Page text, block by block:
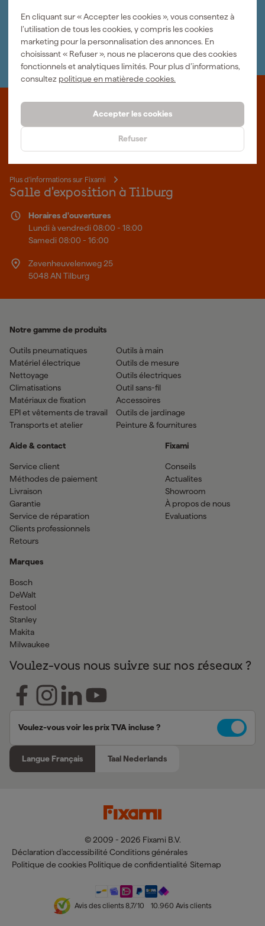
En cliquant sur « Accepter les cookies », vous consentez à
l’utilisation de tous les cookies, y compris les cookies
marketing pour la personnalisation des annonces. En
choisissant « Refuser », nous ne placerons que des cookies
fonctionnels et analytiques limités. Pour plus d’informations,
consultez politique en matièrede cookies.
Accepter les cookies
Refuser
Abonnez-vous à la newsletter hebdomadaire
Nous sommes heureux de vous aider
Nous nous ferons un plaisir de vous aider. Contactez l'un
de nos spécialistes.
Que représente Fixami?
Des outils professionnels et des conseils personnalisés : nous
Plus d'informations sur Fixami
Salle d'exposition à Tilburg
Horaires d'ouvertures
Lundi à vendredi 08:00 - 18:00
Samedi 08:00 - 16:00
Zevenheuvelenweg 25
5048 AN Tilburg
Notre gamme de produits
Outils pneumatiques
Matériel électrique
Nettoyage
Climatisations
Matériaux de fixation
EPI et vêtements de travail
Transports et atelier
Outils à main
Outils de mesure
Outils électriques
Outil sans-fil
Accessoires
Outils de jardinage
Peinture & fournitures
Aide & contact
Service client
Méthodes de paiement
Livraison
Garantie
Service de réparation
Clients professionnels
Retours
Marques
Bosch
DeWalt
Festool
Stanley
Makita
Milwaukee
Fixami
Conseils
Actualites
Showroom
À propos de nous
Evaluations
Voulez-vous nous suivre sur nos réseaux ?
Voulez-vous voir les prix TVA incluse ?
Langue Français Taal Nederlands
© 2009 - 2026 Fixami B.V.
Déclaration d'accessibilité Conditions générales
Politique de cookies Politique de confidentialité Sitemap
Avis des clients 8,7/10 10.960 Avis clients